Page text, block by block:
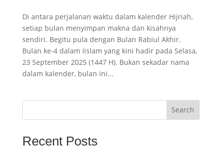
Di antara perjalanan waktu dalam kalender Hijriah,
setiap bulan menyimpan makna dan kisahnya
sendiri. Begitu pula dengan Bulan Rabiul Akhir.
Bulan ke-4 dalam Iislam yang kini hadir pada Selasa,
23 September 2025 (1447 H). Bukan sekadar nama
dalam kalender, bulan ini...
Search
Recent Posts